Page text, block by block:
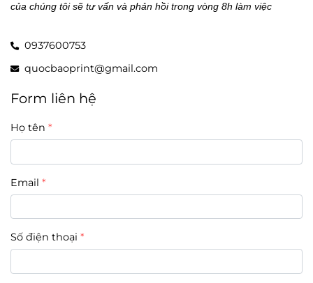
của chúng tôi sẽ tư vấn và phản hồi trong vòng 8h làm việc
0937600753
quocbaoprint@gmail.com
Form liên hệ
Họ tên
Email
Số điện thoại